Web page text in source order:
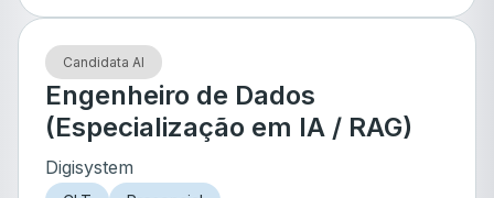
Candidata AI
Engenheiro de Dados
(Especialização em IA / RAG)
Digisystem